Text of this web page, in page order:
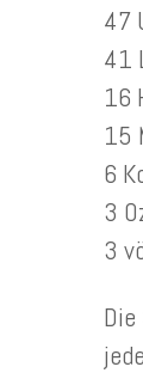
47
41
16
15
6
3
3